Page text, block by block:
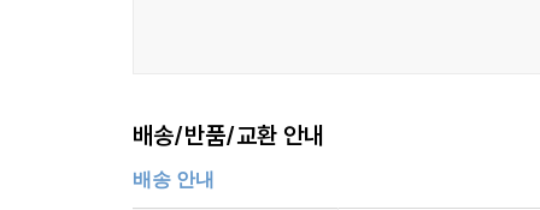
배송/반품/교환 안내
배송 안내